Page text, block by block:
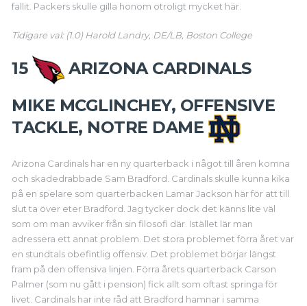
fallit. Packers skulle gilla honom otroligt mycket här.
Tidigare val: (1.0) Harold Landry, DE/LB, Boston College
15
ARIZONA CARDINALS
MIKE MCGLINCHEY, OFFENSIVE
TACKLE, NOTRE DAME
Arizona Cardinals har en ny quarterback i något till åren komna
och skadedrabbade Sam Bradford. Cardinals skulle kunna kika
på en spelare som quarterbacken Lamar Jackson här för att till
slut ta över eter Bradford. Jag tycker dock det känns lite väl
som om man avviker från sin filosofi där. Istället lär man
adressera ett annat problem. Det stora problemet förra året var
en stundtals obefintlig offensiv. Det problemet börjar längst
fram på den offensiva linjen. Förra årets quarterback Carson
Palmer (som nu gått i pension) fick allt som oftast springa för
livet. Cardinals har inte råd att Bradford hamnar i samma